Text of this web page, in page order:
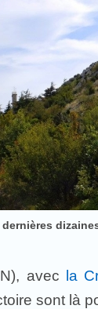
dernières
avec la
sont là